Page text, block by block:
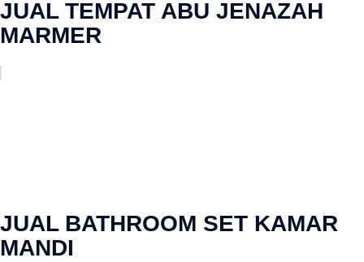
JUAL TEMPAT ABU JENAZAH
MARMER
JUAL BATHROOM SET KAMAR
MANDI